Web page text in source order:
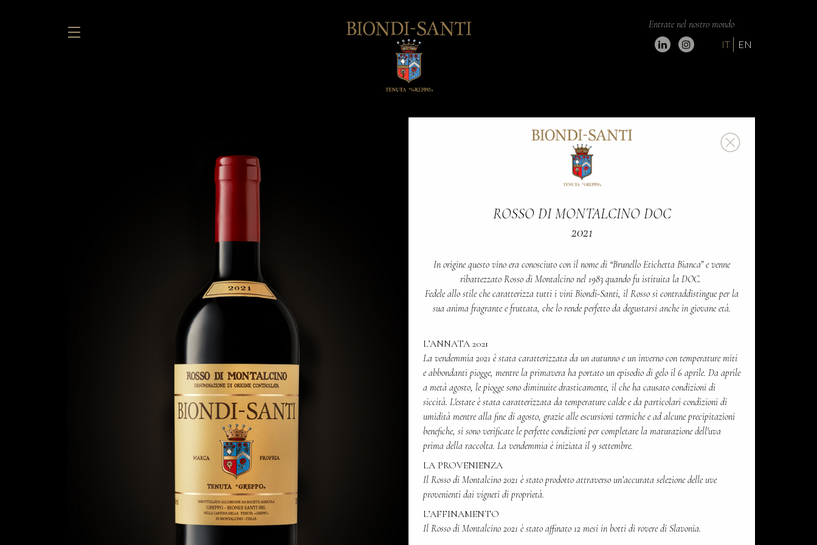
Entrate nel nostro mondo
IT EN
ROSSO DI MONTALCINO DOC
2021
In origine questo vino era conosciuto con il nome di “Brunello Etichetta Bianca” e venne
ribattezzato Rosso di Montalcino nel 1983 quando fu istituita la DOC.
Fedele allo stile che caratterizza tutti i vini Biondi-Santi, il Rosso si contraddistingue per la
sua anima fragrante e fruttata, che lo rende perfetto da degustarsi anche in giovane età.
L’ANNATA 2021
La vendemmia 2021 è stata caratterizzata da un autunno e un inverno con temperature miti
e abbondanti piogge, mentre la primavera ha portato un episodio di gelo il 6 aprile. Da aprile
a metà agosto, le piogge sono diminuite drasticamente, il che ha causato condizioni di
siccità. L'estate è stata caratterizzata da temperature calde e da particolari condizioni di
umidità mentre alla fine di agosto, grazie alle escursioni termiche e ad alcune precipitazioni
benefiche, si sono verificate le perfette condizioni per completare la maturazione dell'uva
prima della raccolta. La vendemmia è iniziata il 9 settembre.
LA PROVENIENZA
Il Rosso di Montalcino 2021 è stato prodotto attraverso un’accurata selezione delle uve
provenienti dai vigneti di proprietà.
L’AFFINAMENTO
Il Rosso di Montalcino 2021 è stato affinato 12 mesi in botti di rovere di Slavonia.